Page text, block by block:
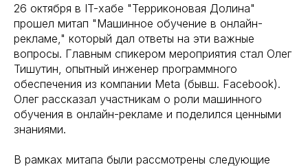
26 октября в IT-хабе "Терриконовая Долина"
прошел митап "Машинное обучение в онлайн-
рекламе," который дал ответы на эти важные
вопросы. Главным спикером мероприятия стал Олег
Тишутин, опытный инженер программного
обеспечения из компании Meta (бывш. Facebook).
Олег рассказал участникам о роли машинного
обучения в онлайн-рекламе и поделился ценными
знаниями.
В рамках митапа были рассмотрены следующие